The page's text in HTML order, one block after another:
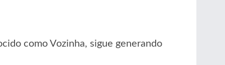
como Vozinha, sigue generando